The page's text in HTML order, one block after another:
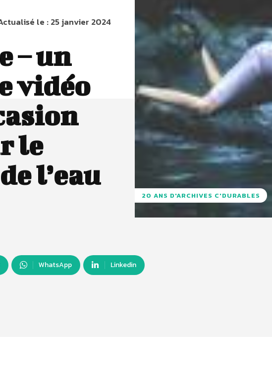
le :25 janvier 2024
– un
vidéo
le
l’eau
20 ANS D'ARCHIVES C'DURABLES
WhatsApp Linkedin